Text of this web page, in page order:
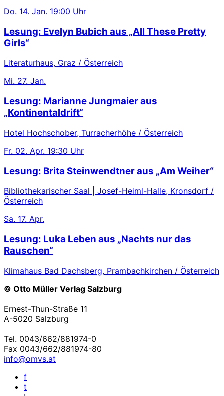
Do. 14. Jan. 19:00 Uhr
Lesung: Evelyn Bubich aus „All These Pretty
Girls“
Literaturhaus, Graz / Österreich
Mi. 27. Jan.
Lesung: Marianne Jungmaier aus
„Kontinentaldrift“
Hotel Hochschober, Turracherhöhe / Österreich
Fr. 02. Apr. 19:30 Uhr
Lesung: Brita Steinwendtner aus „Am Weiher“
Bibliothekarischer Saal | Josef-Heiml-Halle, Kronsdorf /
Österreich
Sa. 17. Apr.
Lesung: Luka Leben aus „Nachts nur das
Rauschen“
Klimahaus Bad Dachsberg, Prambachkirchen / Österreich
© Otto Müller Verlag Salzburg
Ernest-Thun-Straße 11
A-5020 Salzburg
Tel. 0043/662/881974-0
Fax 0043/662/881974-80
info@omvs.at
f
t